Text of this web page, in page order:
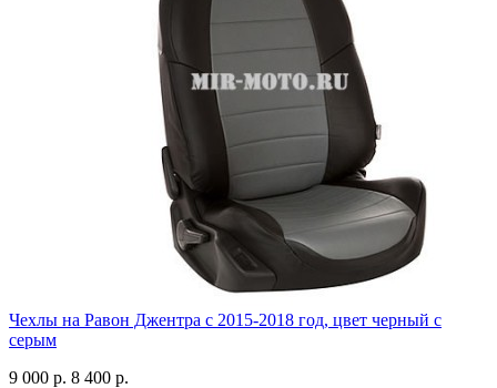
Чехлы на Равон Джентра с 2015-2018 год, цвет черный с
серым
9 000 р. 8 400 р.